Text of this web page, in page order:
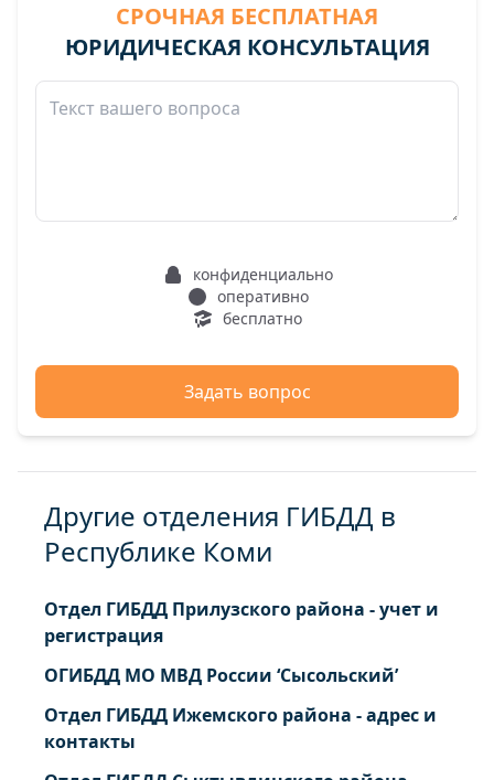
СРОЧНАЯ БЕСПЛАТНАЯ
ЮРИДИЧЕСКАЯ КОНСУЛЬТАЦИЯ
конфиденциально
оперативно
бесплатно
Задать вопрос
Другие отделения ГИБДД в
Республике Коми
Отдел ГИБДД Прилузского района - учет и
регистрация
ОГИБДД МО МВД России ‘Сысольский’
Отдел ГИБДД Ижемского района - адрес и
контакты